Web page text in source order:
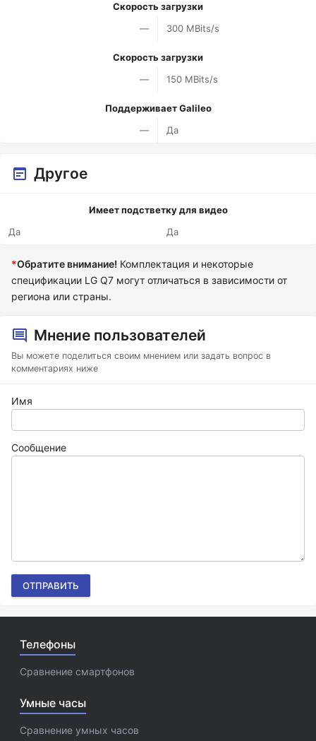
Скорость загрузки
—
300 MBits/s
Скорость загрузки
—
150 MBits/s
Поддерживает Galileo
—
Да
Другое
Имеет подстветку для видео
Да
Да
*Обратите внимание! Комплектация и некоторые
спецификации LG Q7 могут отличаться в зависимости от
региона или страны.
Мнение пользователей
Вы можете поделиться своим мнением или задать вопрос в
комментариях ниже
Имя
Сообщение
ОТПРАВИТЬ
Телефоны
Сравнение смартфонов
Умные часы
Сравнение умных часов